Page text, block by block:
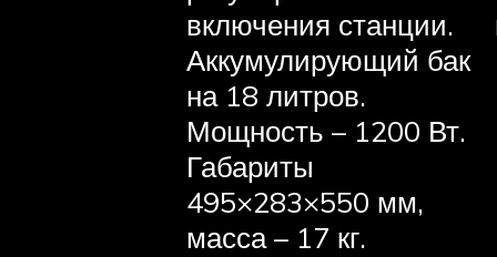
включения станции.
Аккумулирующий бак
на 18 литров.
Мощность – 1200 Вт.
Габариты
495×283×550 мм,
масса – 17 кг.